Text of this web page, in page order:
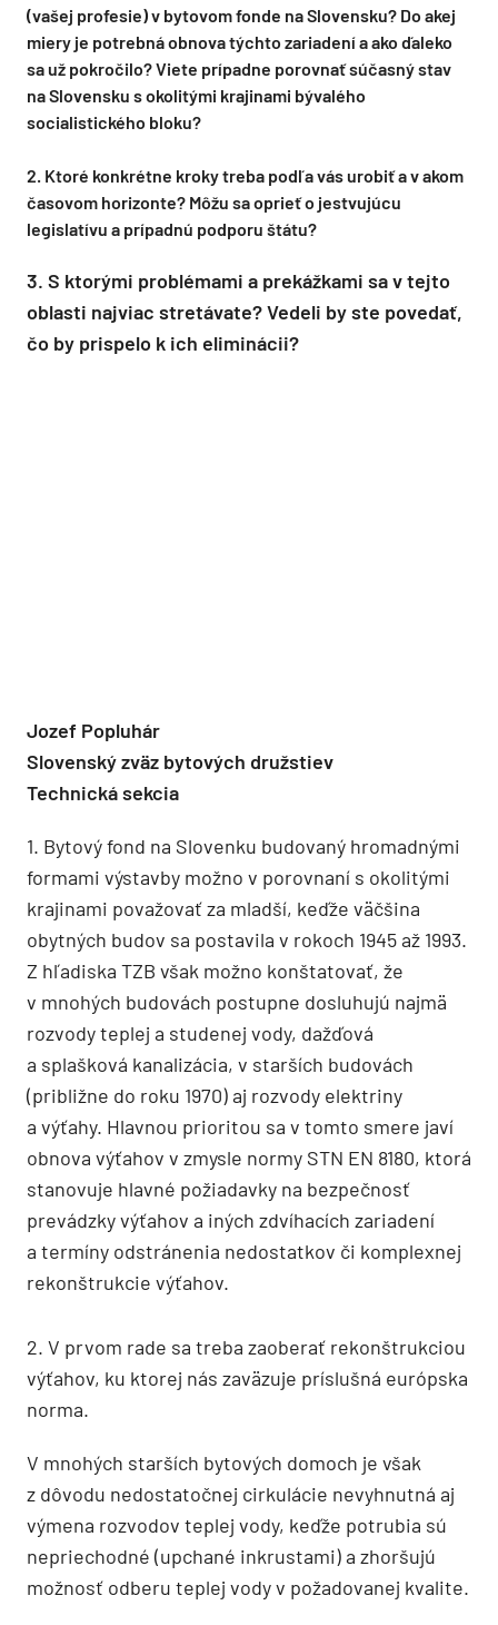
(vašej profesie) v bytovom fonde na Slovensku? Do akej
miery je potrebná obnova týchto zariadení a ako ďaleko
sa už pokročilo? Viete prípadne porovnať súčasný stav
na Slovensku s okolitými krajinami bývalého
socialistického bloku?
2. Ktoré konkrétne kroky treba podľa vás urobiť a v akom
časovom horizonte? Môžu sa oprieť o jestvujúcu
legislatívu a prípadnú podporu štátu?
3. S ktorými problémami a prekážkami sa v tejto
oblasti najviac stretávate? Vedeli by ste povedať,
čo by prispelo k ich eliminácii?
Jozef Popluhár
Slovenský zväz bytových družstiev
Technická sekcia
1. Bytový fond na Slovenku budovaný hromadnými
formami výstavby možno v porovnaní s okolitými
krajinami považovať za mladší, keďže väčšina
obytných budov sa postavila v rokoch 1945 až 1993.
Z hľadiska TZB však možno konštatovať, že
v mnohých budovách postupne dosluhujú najmä
rozvody teplej a studenej vody, dažďová
a splašková kanalizácia, v starších budovách
(približne do roku 1970) aj rozvody elektriny
a výťahy. Hlavnou prioritou sa v tomto smere javí
obnova výťahov v zmysle normy STN EN 8180, ktorá
stanovuje hlavné požiadavky na bezpečnosť
prevádzky výťahov a iných zdvíhacích zariadení
a termíny odstránenia nedostatkov či komplexnej
rekonštrukcie výťahov.
2. V prvom rade sa treba zaoberať rekonštrukciou
výťahov, ku ktorej nás zaväzuje príslušná európska
norma.
V mnohých starších bytových domoch je však
z dôvodu nedostatočnej cirkulácie nevyhnutná aj
výmena rozvodov teplej vody, keďže potrubia sú
nepriechodné (upchané inkrustami) a zhoršujú
možnosť odberu teplej vody v požadovanej kvalite.